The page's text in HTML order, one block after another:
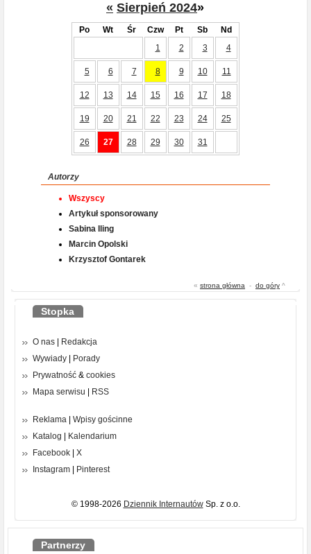
« Sierpień 2024»
Po Wt Śr Czw Pt Sb
Nd
1
2 3 4
5 6 7 8 9 10 11
12 13 14 15 16 17 18
19 20 21 22 23 24 25
26 27 28 29 30 31
Autorzy
Wszyscy
Artykuł sponsorowany
Sabina Iling
Marcin Opolski
Krzysztof Gontarek
« strona główna - do góry ^
Stopka
O nas
Redakcja
Wywiady
Porady
Prywatność & cookies
Mapa serwisu
RSS
Reklama
Wpisy gościnne
Katalog
Kalendarium
Facebook
X
Instagram
Pinterest
© 1998-2026 Dziennik InternautówSp. z o.o.
Partnerzy